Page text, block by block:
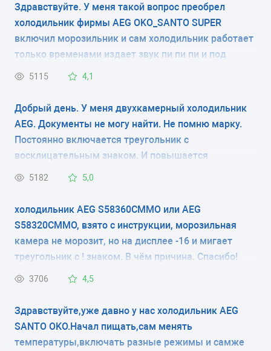
-
ЭНЕРГОПОТРЕБЛЕНИЕ
-
ХЛАДАГЕНТ
-
Здравствуйте. У меня такой вопрос преобрел
холодильник фирмы AEG OKO_SANTO SUPER
включил морозильник и сам холодильник работает
только временами издает звук пи пи пи и под
знаком трехульника мигает постоянно красная
должно быть градусы в морозилки и в самом
холодильнике хотел настроеть градусы. Благодарю
зарание спосибо большое.
5115 4,1
Добрый день. У меня двухкамерный холодильник
AEG. Документы не могу найти. Не помню марку.
Постоянно включается треугольник с
восклицательным знаком. И повышается
температура в морозильной камере. В чем дело?
5182 5,0
холодильник AEG S58360CMMO или AEG
S58320CMMO, взято с инструкции, морозильная
камера не морозит, но на дисплее -16 и мигает
треугольник с ! знаком. В чём причина. Спасибо!
3706 4,5
Здравствуйте,уже давно у нас холодильник AEG
SANTO OKO.Начал пищать,сам менять
температуры,включать разные режимы и самже